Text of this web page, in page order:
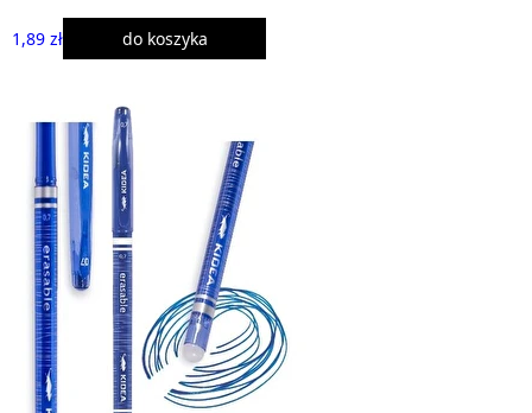
1,89 zł do koszyka